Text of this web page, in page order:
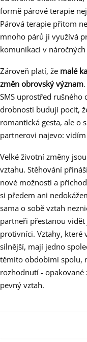
formě párové terapie
Párová terapie přitom
mnoho párů ji využívá
komunikaci v
Zároveň platí, že malé
změn obrovský význam
SMS uprostřed rušného
drobnosti budují pocit,
romantická gesta, ale o
partnerovi najevo:
Velké životní změny
vztahu. Stěhování
nové možnosti a
si předem ani
sama o sobě vztah
partneři přestanou
protivníci. Vztahy, které
silnější, mají jedno
těmito obdobími spolu,
rozhodnutí -
pevný vztah.